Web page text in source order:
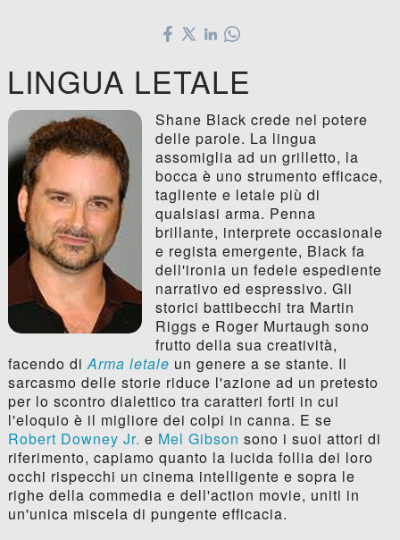
LINGUA LETALE
Shane Black crede nel potere
delle parole. La lingua
assomiglia ad un grilletto, la
bocca è uno strumento efficace,
tagliente e letale più di
qualsiasi arma. Penna
brillante, interprete occasionale
e regista emergente, Black fa
dell'ironia un fedele espediente
narrativo ed espressivo. Gli
storici battibecchi tra Martin
Riggs e Roger Murtaugh sono
frutto della sua creatività,
facendo diArma letale un genere a se stante. Il
sarcasmo delle storie riduce l'azione ad un pretesto
per lo scontro dialettico tra caratteri forti in cui
l'eloquio è il migliore dei colpi in canna. E se
Robert Downey Jr. e Mel Gibson sono i suoi attori di
riferimento, capiamo quanto la lucida follia dei loro
occhi rispecchi un cinema intelligente e sopra le
righe della commedia e dell'action movie, uniti in
un'unica miscela di pungente efficacia.